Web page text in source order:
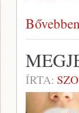
Bővebben
ÍRTA: